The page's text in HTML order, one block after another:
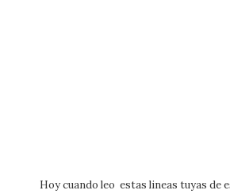
Hoy cuando leo estas lineas tuyas de